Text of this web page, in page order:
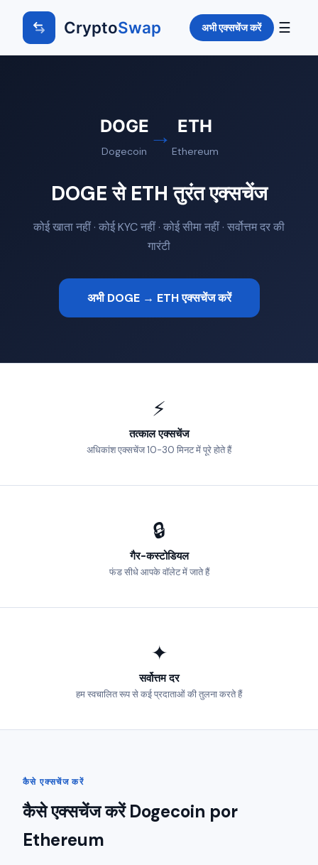
CryptoSwap अभी एक्सचेंज करें ☰
DOGE
Dogecoin
→ ETH
Ethereum
DOGE से ETH तुरंत एक्सचेंज
कोई खाता नहीं · कोई KYC नहीं · कोई सीमा नहीं · सर्वोत्तम दर की
गारंटी
अभी DOGE → ETH एक्सचेंज करें
⚡
तत्काल एक्सचेंज
अधिकांश एक्सचेंज 10-30 मिनट में पूरे होते हैं
🔒
गैर-कस्टोडियल
फंड सीधे आपके वॉलेट में जाते हैं
✦
सर्वोत्तम दर
हम स्वचालित रूप से कई प्रदाताओं की तुलना करते हैं
कैसे एक्सचेंज करें
कैसे एक्सचेंज करें Dogecoin por
Ethereum